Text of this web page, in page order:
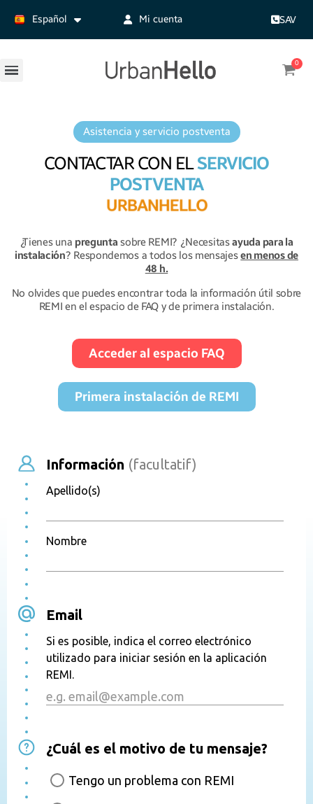
Español Mi cuenta SAV
Asistencia y servicio postventa
CONTACTAR CON ELSERVICIO
POSTVENTA
URBANHELLO
¿Tienes una preguntasobre REMI? ¿Necesitasayuda para la
instalación? Respondemos a todos los mensajesen menos de
48 h.
No olvides que puedes encontrar toda la información útil sobre
REMI en el espacio de FAQ y de primera instalación.
Acceder al espacio FAQ
Primera instalación de REMI